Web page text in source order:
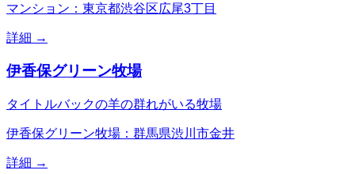
マンション：東京都渋谷区広尾3丁目
詳細 →
伊香保グリーン牧場
タイトルバックの羊の群れがいる牧場
伊香保グリーン牧場：群馬県渋川市金井
詳細 →